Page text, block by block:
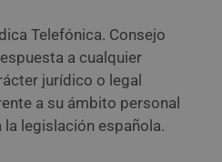
Telefónica. Consejo
a cualquier
jurídico o legal
a su ámbito personal
legislación española.